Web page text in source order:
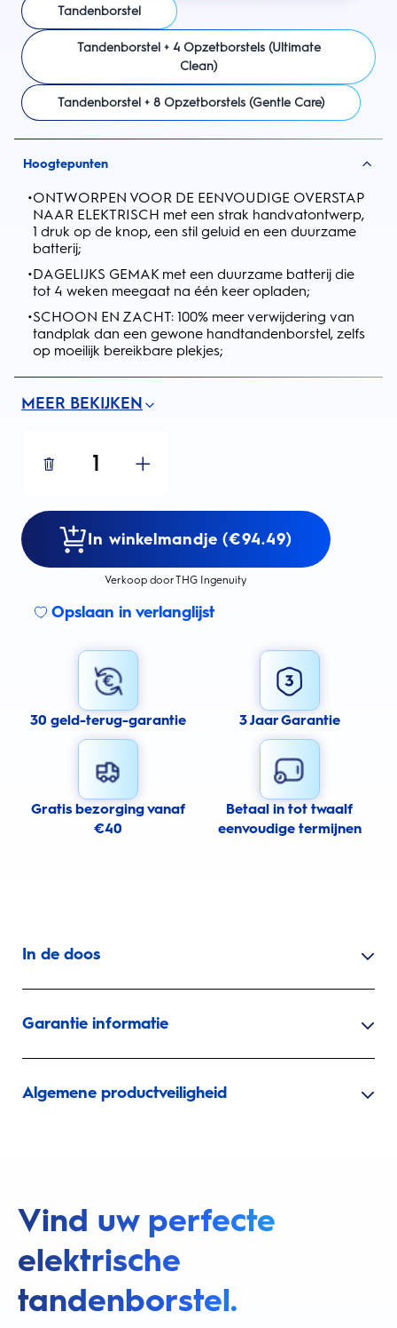
Tandenborstel
Tandenborstel + 4 Opzetborstels (Ultimate
Clean)
Tandenborstel + 8 Opzetborstels (Gentle Care)
Hoogtepunten
•ONTWORPEN VOOR DE EENVOUDIGE OVERSTAP
NAAR ELEKTRISCH met een strak handvatontwerp,
1 druk op de knop, een stil geluid en een duurzame
batterij;
•DAGELIJKS GEMAK met een duurzame batterij die
tot 4 weken meegaat na één keer opladen;
•SCHOON EN ZACHT: 100% meer verwijdering van
tandplak dan een gewone handtandenborstel, zelfs
op moeilijk bereikbare plekjes;
MEER BEKIJKEN
1
In winkelmandje (€94.49)
Verkoop door THG Ingenuity
Opslaan in verlanglijst
30 geld-terug-garantie 3 Jaar Garantie
Gratis bezorging vanaf
€40
Betaal in tot twaalf
eenvoudige termijnen
In de doos
Garantie informatie
Algemene productveiligheid
Vind uw perfecte
elektrische
tandenborstel.